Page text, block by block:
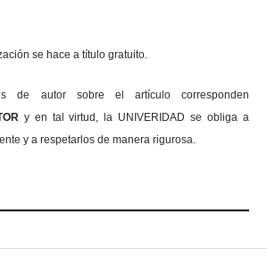
se hace a título gratuito.
de autor sobre el artículo corresponden
y en tal virtud, la UNIVERIDAD se obliga a
y a respetarlos de manera rigurosa.